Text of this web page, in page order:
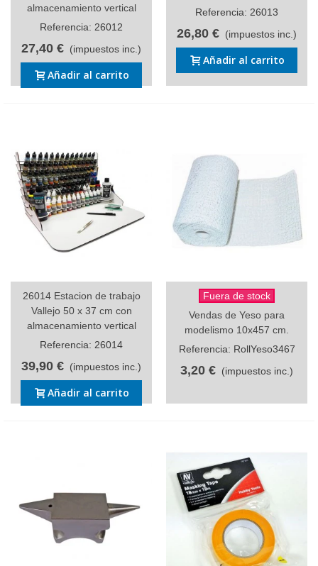
almacenamiento vertical
Referencia: 26012
27,40 € (impuestos inc.)
Añadir al carrito
Referencia: 26013
26,80 € (impuestos inc.)
Añadir al carrito
26014 Estacion de trabajo
Vallejo 50 x 37 cm con
almacenamiento vertical
Referencia: 26014
39,90 € (impuestos inc.)
Añadir al carrito
Fuera de stock
Vendas de Yeso para
modelismo 10x457 cm.
Referencia: RollYeso3467
3,20 € (impuestos inc.)